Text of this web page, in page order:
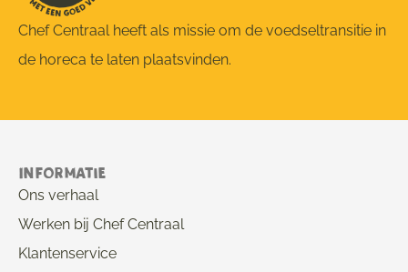
Chef Centraal heeft als missie om de voedseltransitie in
de horeca te laten plaatsvinden.
Informatie
Ons verhaal
Werken bij Chef Centraal
Klantenservice